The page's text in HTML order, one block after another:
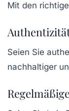
Mit den
Seien Sie
nachhaltiger